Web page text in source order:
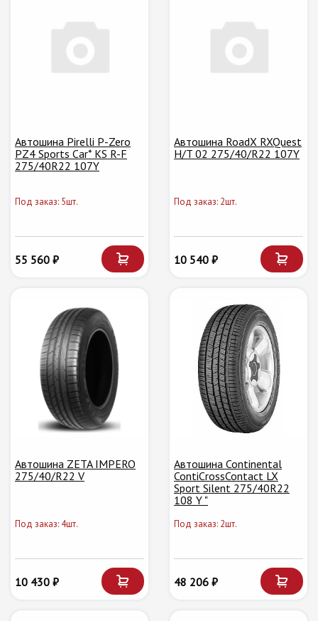
Автошина Pirelli P-Zero
PZ4 Sports Car* KS R-F
275/40R22 107Y
Под заказ: 5шт.
55 560 ₽
Автошина RoadX RXQuest
H/T 02 275/40/R22 107Y
Под заказ: 2шт.
10 540 ₽
Автошина ZETA IMPERO
275/40/R22 V
Под заказ: 4шт.
10 430 ₽
Автошина Continental
ContiCrossContact LX
Sport Silent 275/40R22
108 Y "
Под заказ: 2шт.
48 206 ₽